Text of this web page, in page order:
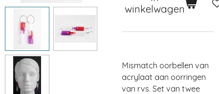
winkelwagen
Mismatch oorbellen van
acrylaat aan oorringen
van rvs. Set van twee